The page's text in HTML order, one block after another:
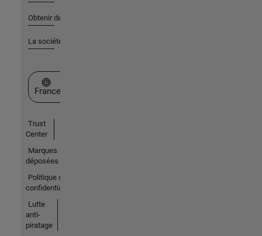
Obtenir de l'aide
La société
Sélectionner un site web
France
Trust
Center
Marques
déposées
Politique de
confidentialité
Lutte
anti-
piratage